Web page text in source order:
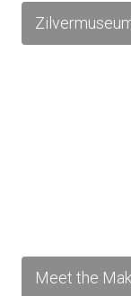
Meet the